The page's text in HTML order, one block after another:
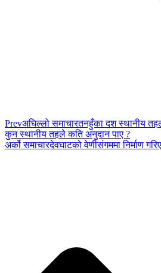
Prevअघिल्लो समाचारतनहुँका दश स्थानीय
कुन स्थानीय तहले कति अनुदान पाए ?
अर्को समाचारदेवघाटको वेणीसंगममा निर्माण